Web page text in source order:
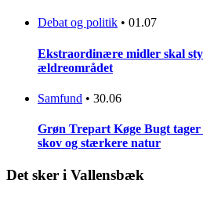
Debat og politik • 01.07
Ekstraordinære midler skal
ældreområdet
Samfund • 30.06
Grøn Trepart Køge Bugt
skov og stærkere natur
Det sker i Vallensbæk